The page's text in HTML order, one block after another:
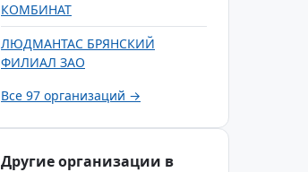
КОМБИНАТ
ЛЮДМАНТАС БРЯНСКИЙ
ФИЛИАЛ ЗАО
Все 97 организаций →
Другие организации в